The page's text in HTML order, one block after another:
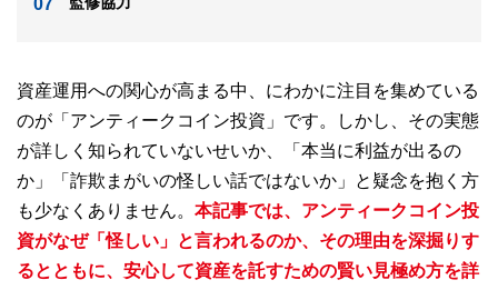
資産運用への関心が高まる中、にわかに注目を集めている
のが「アンティークコイン投資」です。しかし、その実態
が詳しく知られていないせいか、「本当に利益が出るの
か」「詐欺まがいの怪しい話ではないか」と疑念を抱く方
も少なくありません。 本記事では、アンティークコイン投
資がなぜ「怪しい」と言われるのか、その理由を深掘りす
るとともに、安心して資産を託すための賢い見極め方を詳